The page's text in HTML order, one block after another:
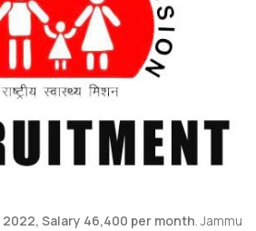
Salary 46,400 per month. Jammu